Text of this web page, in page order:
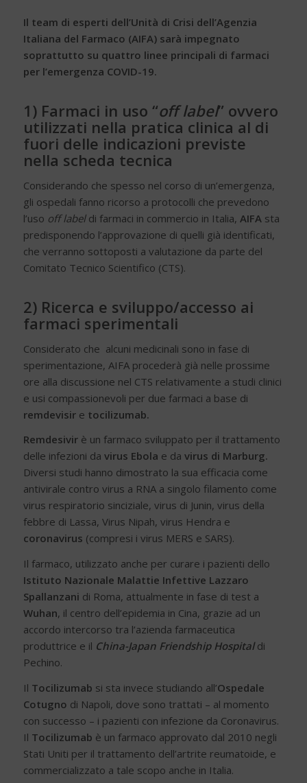
Il team di esperti dell’Unità di Crisi dell’Agenzia
Italiana del Farmaco (AIFA) sarà impegnato
soprattutto su quattro linee principali di farmaci
per l’emergenza COVID-19.
1) Farmaci in uso “off label” ovvero
utilizzati nella pratica clinica al di
fuori delle indicazioni previste
nella scheda tecnica
Considerando che spesso nel corso di un’emergenza,
gli ospedali fanno ricorso a protocolli che prevedono
l’uso off labeldi farmaci in commercio in Italia, AIFA sta
predisponendo l’approvazione di quelli già identificati,
che verranno sottoposti a valutazione da parte del
Comitato Tecnico Scientifico (CTS).
2) Ricerca e sviluppo/accesso ai
farmaci sperimentali
Considerato che alcuni medicinali sono in fase di
sperimentazione, AIFA procederà già nelle prossime
ore alla discussione nel CTS relativamente a studi clinici
e usi compassionevoli per due farmaci a base di
remdevisir e tocilizumab.
Remdesivirè un farmaco sviluppato per il trattamento
delle infezioni da virus Ebola e da virus di Marburg.
Diversi studi hanno dimostrato la sua efficacia come
antivirale contro virus a RNA a singolo filamento come
virus respiratorio sinciziale, virus di Junin, virus della
febbre di Lassa, Virus Nipah, virus Hendra e
coronavirus (compresi i virus MERS e SARS).
Il farmaco, utilizzato anche per curare i pazienti dello
Istituto Nazionale Malattie Infettive Lazzaro
Spallanzani di Roma, attualmente in fase di test a
Wuhan, il centro dell’epidemia in Cina, grazie ad un
accordo intercorso tra l’azienda farmaceutica
produttrice e il China-Japan Friendship Hospitaldi
Pechino.
Il Tocilizumab si sta invece studiando all’Ospedale
Cotugno di Napoli, dove sono trattati – al momento
con successo – i pazienti con infezione da Coronavirus.
Il Tocilizumab è un farmaco approvato dal 2010 negli
Stati Uniti per il trattamento dell’artrite reumatoide, e
commercializzato a tale scopo anche in Italia.